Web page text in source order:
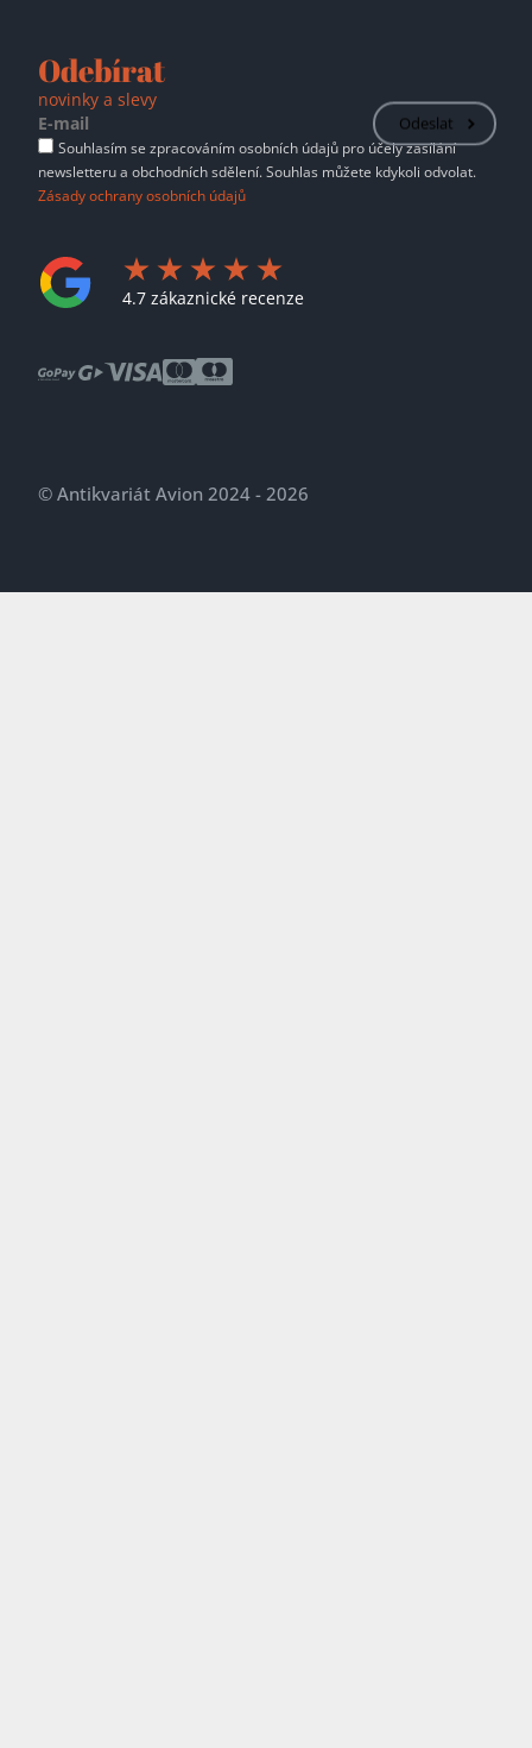
Odebírat
novinky a slevy
Odeslat
Souhlasím se zpracováním osobních údajů pro účely zasílání
newsletteru a obchodních sdělení. Souhlas můžete kdykoli odvolat.
Zásady ochrany osobních údajů
4.7 zákaznické recenze
© Antikvariát Avion 2024 - 2026